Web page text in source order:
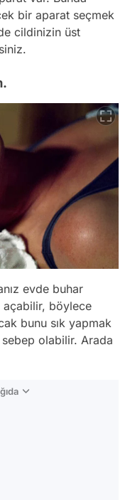
bir aparat seçmek
cildinizin üst
evde buhar
böylece
bunu sık yapmak
olabilir. Arada